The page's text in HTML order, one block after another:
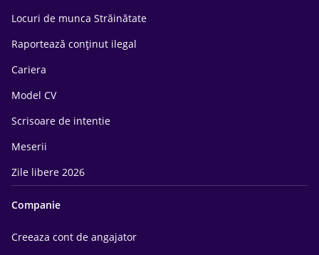
Locuri de munca Străinătate
Raportează conținut ilegal
Cariera
Model CV
Scrisoare de intentie
Meserii
Zile libere 2026
Companie
Creeaza cont de angajator